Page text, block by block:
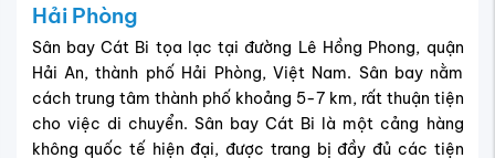
Hải Phòng
Sân bay Cát Bi tọa lạc tại đường Lê Hồng Phong, quận
Hải An, thành phố Hải Phòng, Việt Nam. Sân bay nằm
cách trung tâm thành phố khoảng 5-7 km, rất thuận tiện
cho việc di chuyển. Sân bay Cát Bi là một cảng hàng
không quốc tế hiện đại, được trang bị đầy đủ các tiện